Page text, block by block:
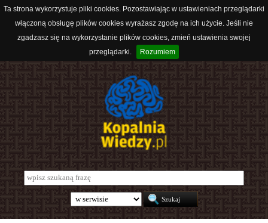
Ta strona wykorzystuje pliki cookies. Pozostawiając w ustawieniach przeglądarki
włączoną obsługę plików cookies wyrażasz zgodę na ich użycie. Jeśli nie
zgadzasz się na wykorzystanie plików cookies, zmień ustawienia swojej
przeglądarki.
Rozumiem